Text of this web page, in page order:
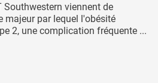
Southwestern viennent de
majeur par lequel l'obésité
2, une complication fréquente ...